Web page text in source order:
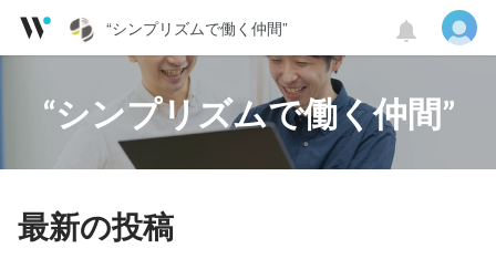
“シンプリズムで働く仲間”
“シンプリズムで働く仲間”
最新の投稿